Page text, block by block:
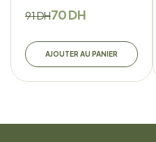
91DH70DH
AJOUTER AU PANIER